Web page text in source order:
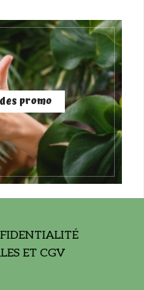
promo
ET CGV